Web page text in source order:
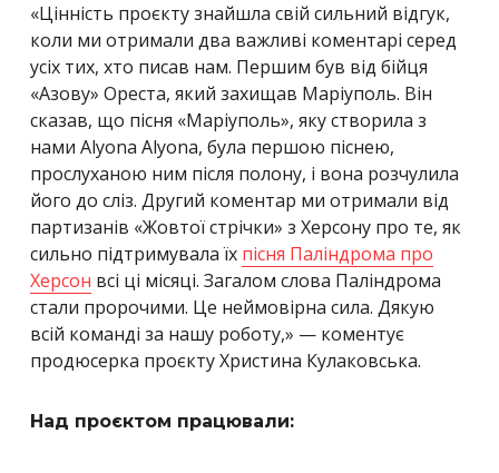
«Цінність проєкту знайшла свій сильний відгук,
коли ми отримали два важливі коментарі серед
усіх тих, хто писав нам. Першим був від бійця
«Азову» Ореста, який захищав Маріуполь. Він
сказав, що пісня «Маріуполь», яку створила з
нами Alyona Alyona, була першою піснею,
прослуханою ним після полону, і вона розчулила
його до сліз. Другий коментар ми отримали від
партизанів «Жовтої стрічки» з Херсону про те, як
сильно підтримувала їх пісня Паліндрома про
Херсон всі ці місяці. Загалом слова Паліндрома
стали пророчими. Це неймовірна сила. Дякую
всій команді за нашу роботу,» — коментує
продюсерка проєкту Христина Кулаковська.
Над проєктом працювали: